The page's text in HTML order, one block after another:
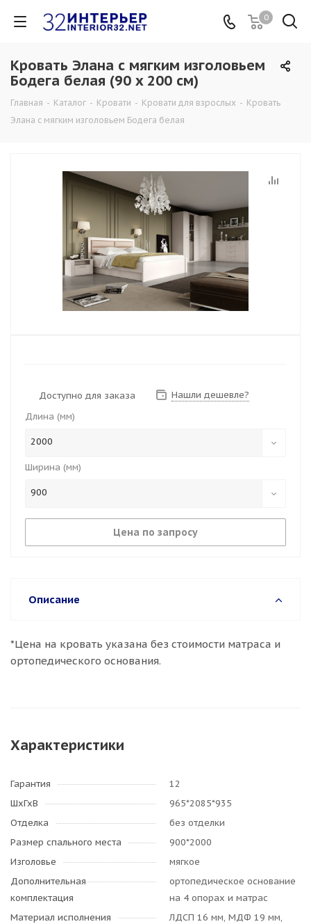
0
Кровать Элана с мягким изголовьем
Бодега белая (90 x 200 см)
Главная - Каталог - Кровати - Кровати для взрослых - Кровать
Элана с мягким изголовьем Бодега белая
Доступно для заказа
Нашли дешевле?
Длина (мм)
2000
Ширина (мм)
900
Цена по запросу
Описание
*Цена на кровать указана без стоимости матраса и
ортопедического основания.
Характеристики
Гарантия
12
ШхГхВ
965*2085*935
Отделка
без отделки
Размер спального места
900*2000
Изголовье
мягкое
Дополнительная
комплектация
ортопедическое основание
на 4 опорах и матрас
Материал исполнения
ЛДСП 16 мм, МДФ 19 мм,